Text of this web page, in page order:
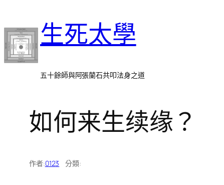
至
主
要
生死太學
五十餘師與阿張蘭石共叩法身之道
如何来生续缘？
作者:0123 分類: